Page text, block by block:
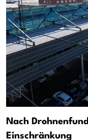
Nach
Einschränkung